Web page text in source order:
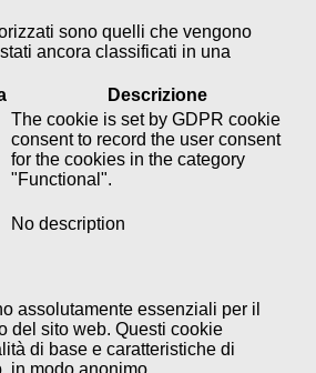
sono quelli che vengono
ancora classificati in una
Descrizione
The cookie is set by GDPR cookie
consent to record the user consent
for the cookies in the category
"Functional".
No description
assolutamente essenziali per il
del sito web. Questi cookie
di base e caratteristiche di
in modo anonimo.